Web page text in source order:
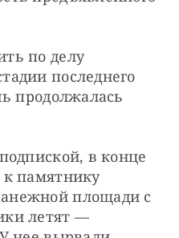
по делу
последнего
продолжалась
в конце
памятнику
площади с
летят —